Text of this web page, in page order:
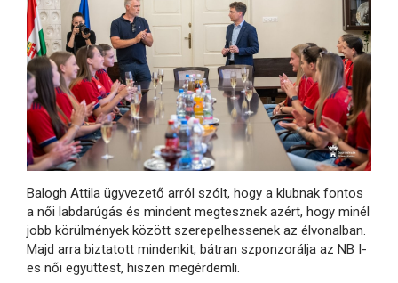
Balogh Attila ügyvezető arról szólt, hogy a klubnak fontos
a női labdarúgás és mindent megtesznek azért, hogy minél
jobb körülmények között szerepelhessenek az élvonalban.
Majd arra biztatott mindenkit, bátran szponzorálja az NB I-
es női együttest, hiszen megérdemli.